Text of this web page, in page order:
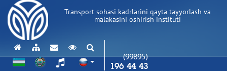
Transport sohasi kadrlarini qayta tayyorlash va
malakasini oshirish instituti
(99895)
196 44 43